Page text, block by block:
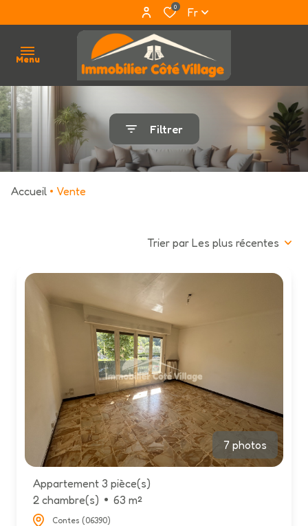
0 Fr
Menu
accueil
sommes
nous ?
estimation
Filtrer
Accueil Vente
Trier par Les plus récentes
7 photos
Appartement 3 pièce(s)
2 chambre(s)
63 m²
Contes (06390)